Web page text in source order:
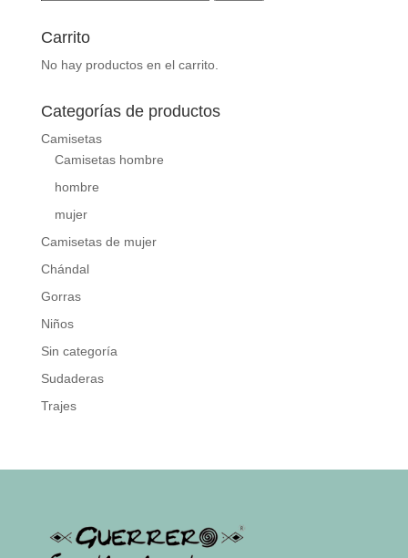
Carrito
No hay productos en el carrito.
Categorías de productos
Camisetas
Camisetas hombre
hombre
mujer
Camisetas de mujer
Chándal
Gorras
Niños
Sin categoría
Sudaderas
Trajes